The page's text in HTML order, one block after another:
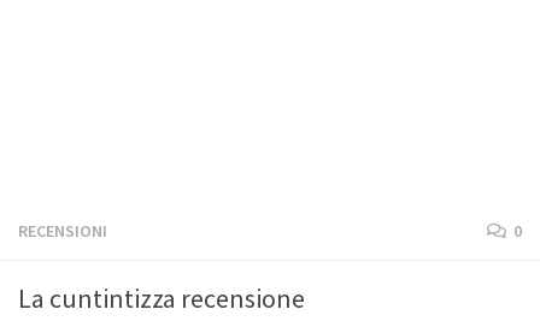
RECENSIONI 0
La cuntintizza recensione